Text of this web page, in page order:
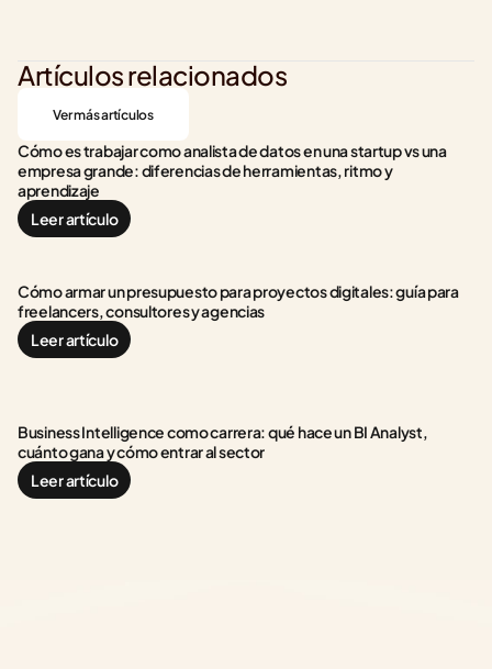
Artículos relacionados
Ver más artículos
Cómo es trabajar como analista de datos en una startup vs una
empresa grande: diferencias de herramientas, ritmo y
aprendizaje
Leer artículo
Cómo armar un presupuesto para proyectos digitales: guía para
freelancers, consultores y agencias
Leer artículo
Business Intelligence como carrera: qué hace un BI Analyst,
cuánto gana y cómo entrar al sector
Leer artículo